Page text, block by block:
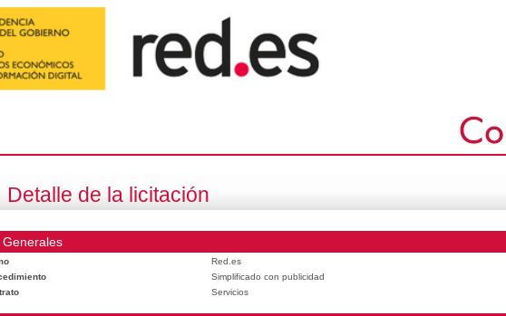
Detalle de la licitación
Generales
Red.es
Simplificado con publicidad
Servicios